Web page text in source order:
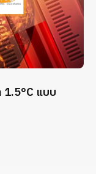
แบบ